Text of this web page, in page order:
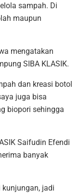
sampah. Di
maupun
mengatakan
SIBA KLASIK.
dan kreasi botol
juga bisa
biopori sehingga
Saifudin Efendi
banyak
jadi